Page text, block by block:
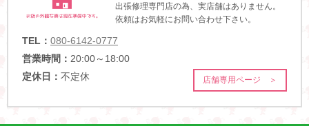
出張修理専門店の為、実店舗はありません。
依頼はお気軽にお問い合わせ下さい。
TEL： 080-6142-0777
営業時間： 20:00～18:00
定休日： 不定休 店舗専用ページ ＞